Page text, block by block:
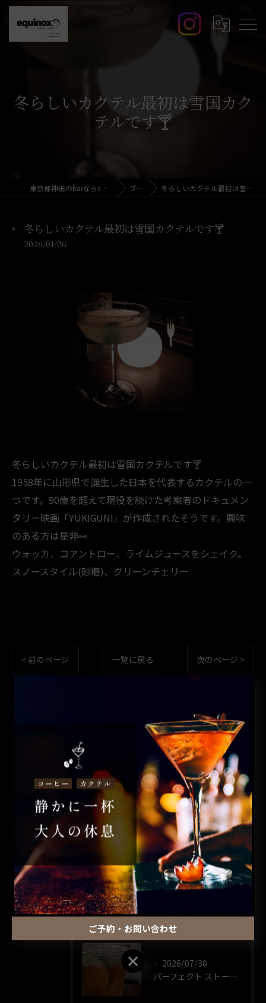
冬らしいカクテル最初は雪国カク
テルです🍸️
東京都神田のbarならcafe&bar equinox ブログ 冬らしいカクテル最初は雪国カクテルです🍸️
冬らしいカクテル最初は雪国カクテルです🍸️
2026/01/06
冬らしいカクテル最初は雪国カクテルです🍸️
1958年に山形県で誕生した日本を代表するカクテルの一
つです。90歳を超えて現役を続けた考案者のドキュメン
タリー映画「YUKIGUNI」が作成されたそうです。興味
のある方は是非👀
ウォッカ、コアントロー、ライムジュースをシェイク。
スノースタイル(砂糖)、グリーンチェリー
< 前のページ 一覧に戻る 次のページ >
CATEGORIES
コーヒー
カクテル
昼飲み
ウイスキー
最近の投稿 RECENT POSTS
2026/07/30
パーフェクト ストーム🍸️
ご予約・お問い合わせ
ご予約・お問い合わせ